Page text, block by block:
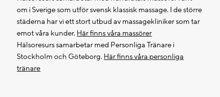
om i Sverige som utför svensk klassisk massage. I de större
städerna har vi ett stort utbud av massagekliniker som tar
emot våra kunder. Här finns våra massörer
Hälsoresurs samarbetar med Personliga Tränare i
Stockholm och Göteborg. Här finns våra personliga
tränare